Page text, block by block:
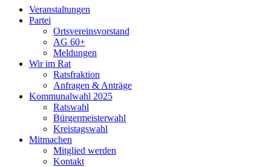
Veranstaltungen
Partei
Ortsvereinsvorstand
AG 60+
Meldungen
Wir im Rat
Ratsfraktion
Anfragen & Anträge
Kommunalwahl 2025
Ratswahl
Bürgermeisterwahl
Kreistagswahl
Mitmachen
Mitglied werden
Kontakt